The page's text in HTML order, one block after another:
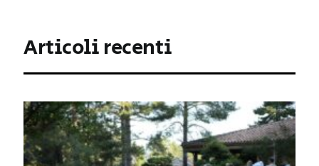
Articoli recenti